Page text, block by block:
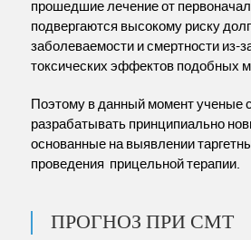
прошедшие лечение от
подвергаются высокому риску
заболеваемости и смертности из-
токсических эффектов подобных
Поэтому в данный момент ученые
разрабатывать принципиально
основанные на выявлении
проведения прицельной терапии.
ПРОГНОЗ ПРИ СМТ